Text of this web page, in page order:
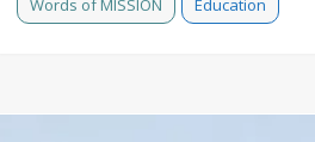
Words of MISSION Éducation